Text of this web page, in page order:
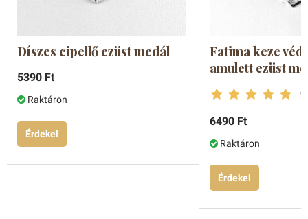
Díszes cipellő ezüst medál
5390 Ft
Raktáron
Érdekel
Fatima keze
amulett ezüst
6490 Ft
Raktáron
Érdekel